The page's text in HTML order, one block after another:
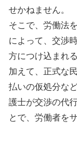
せかねません。
そこで、労働法
によって、交渉
方につけ込まれ
加えて、正式な
払いの仮処分な
護士が交渉の代
とで、労働者を